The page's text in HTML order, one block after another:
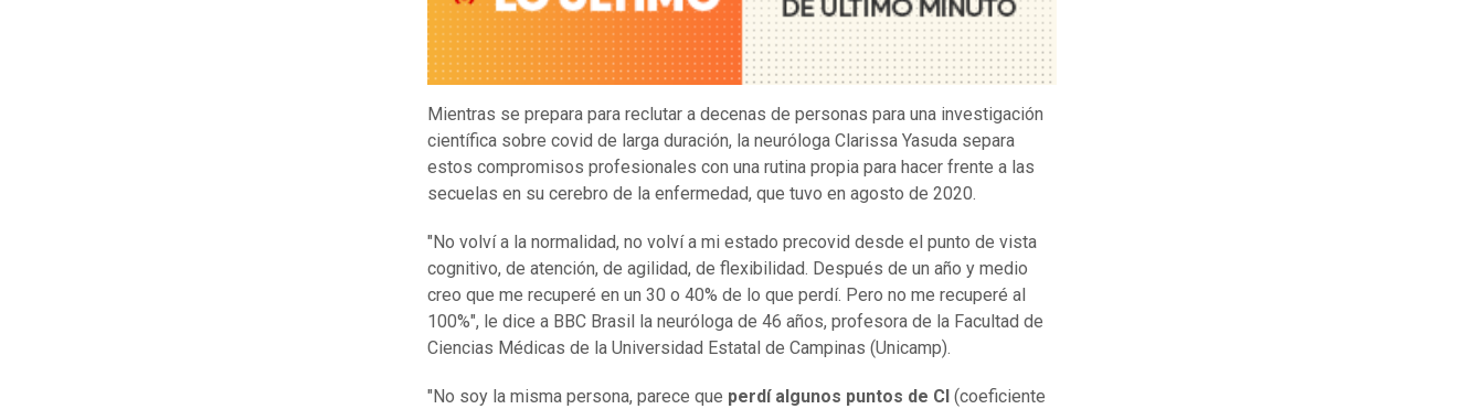
Mientras se prepara para reclutar a decenas de personas para una investigación
científica sobre covid de larga duración, la neuróloga Clarissa Yasuda separa
estos compromisos profesionales con una rutina propia para hacer frente a las
secuelas en su cerebro de la enfermedad, que tuvo en agosto de 2020.
"No volví a la normalidad, no volví a mi estado precovid desde el punto de vista
cognitivo, de atención, de agilidad, de flexibilidad. Después de un año y medio
creo que me recuperé en un 30 o 40% de lo que perdí. Pero no me recuperé al
100%", le dice a BBC Brasil la neuróloga de 46 años, profesora de la Facultad de
Ciencias Médicas de la Universidad Estatal de Campinas (Unicamp).
"No soy la misma persona, parece que perdí algunos puntos de CI (coeficiente